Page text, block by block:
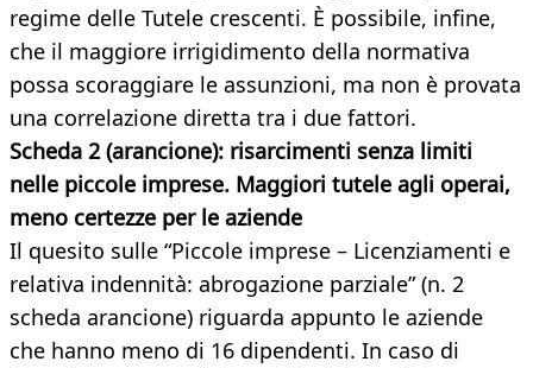
regime delle Tutele crescenti. È possibile, infine,
che il maggiore irrigidimento della normativa
possa scoraggiare le assunzioni, ma non è provata
una correlazione diretta tra i due fattori.
Scheda 2 (arancione): risarcimenti senza limiti
nelle piccole imprese. Maggiori tutele agli operai,
meno certezze per le aziende
Il quesito sulle “Piccole imprese – Licenziamenti e
relativa indennità: abrogazione parziale” (n. 2
scheda arancione) riguarda appunto le aziende
che hanno meno di 16 dipendenti. In caso di